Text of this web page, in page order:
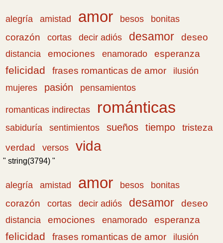
alegría amistad amor besos
bonitas
corazón
cortas decir adiós desamor deseo
distancia emociones enamorado esperanza
felicidad frases romanticas de amor
ilusión
mujeres
pasión pensamientos
romanticas indirectas románticas
sabiduría sentimientos sueños tiempo
tristeza
verdad
versos vida
" string(3794) "
alegría amistad amor besos
bonitas
corazón
cortas decir adiós desamor deseo
distancia emociones enamorado esperanza
felicidad frases romanticas de amor
ilusión